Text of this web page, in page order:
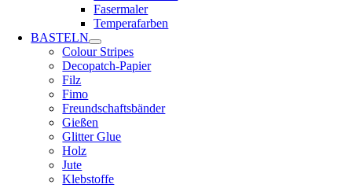
Fasermaler
Temperafarben
BASTELN
Colour Stripes
Decopatch-Papier
Filz
Fimo
Freundschaftsbänder
Gießen
Glitter Glue
Holz
Jute
Klebstoffe